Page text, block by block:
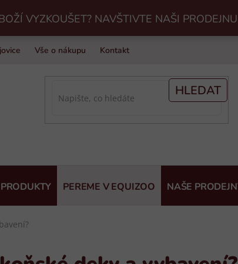
VYZKOUŠET? NAVŠTIVTE NAŠI
Vše o nákupu Kontakt
HLEDAT
PEREME V EQUIZOO NAŠE